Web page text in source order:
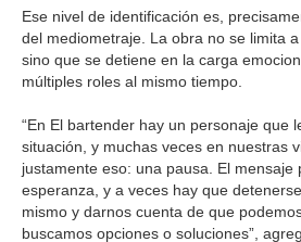
Ese nivel de identificación es,
del mediometraje. La obra no se limita
sino que se detiene en la carga
múltiples roles al mismo tiempo.
“En El bartender hay un personaje que
situación, y muchas veces en nuestras
justamente eso: una pausa. El mensaje
esperanza, y a veces hay que
mismo y darnos cuenta de que
buscamos opciones o soluciones”,